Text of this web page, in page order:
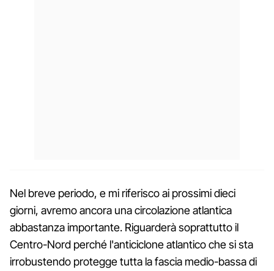
Nel breve periodo, e mi riferisco ai prossimi dieci
giorni, avremo ancora una circolazione atlantica
abbastanza importante. Riguarderà soprattutto il
Centro-Nord perché l'anticiclone atlantico che si sta
irrobustendo protegge tutta la fascia medio-bassa di